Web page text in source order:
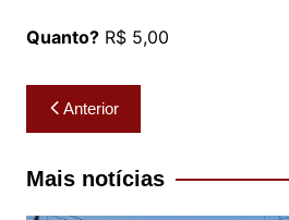
Quanto?R$ 5,00
Navegação
de
Post
Anterior
Mais notícias